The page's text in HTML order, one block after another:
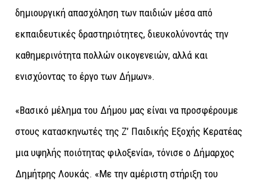
δημιουργική απασχόληση των παιδιών μέσα από
εκπαιδευτικές δραστηριότητες, διευκολύνοντάς την
καθημερινότητα πολλών οικογενειών, αλλά και
ενισχύοντας το έργο των Δήμων».
«Βασικό μέλημα του Δήμου μας είναι να προσφέρουμε
στους κατασκηνωτές της Ζ’ Παιδικής Εξοχής Κερατέας
μια υψηλής ποιότητας φιλοξενία», τόνισε ο Δήμαρχος
Δημήτρης Λουκάς. «Με την αμέριστη στήριξη του